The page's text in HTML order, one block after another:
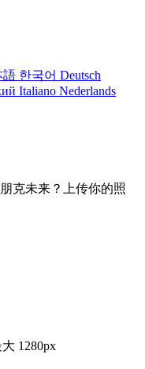
語 한국어 Deutsch
Italiano Nederlands
克未来？上传你的照
1280px